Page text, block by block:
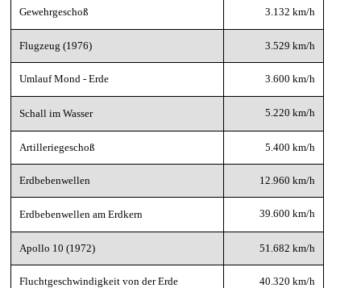
Gewehrgeschoß 3.132 km/h
Flugzeug (1976) 3.529 km/h
Umlauf Mond - Erde 3.600 km/h
Schall im Wasser 5.220 km/h
Artilleriegeschoß 5.400 km/h
Erdbebenwellen 12.960 km/h
Erdbebenwellen am Erdkern 39.600 km/h
Apollo 10 (1972) 51.682 km/h
Fluchtgeschwindigkeit von der Erde 40.320 km/h